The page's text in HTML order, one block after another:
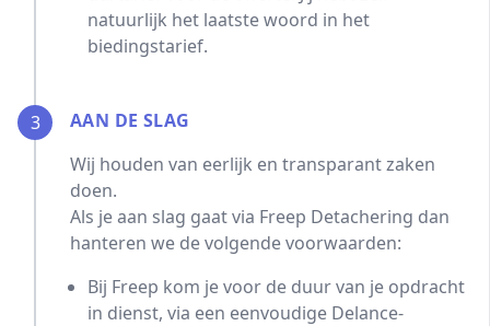
natuurlijk het laatste woord in het
biedingstarief.
3
AAN DE SLAG
Wij houden van eerlijk en transparant zaken
doen.
Als je aan slag gaat via Freep Detachering dan
hanteren we de volgende voorwaarden:
Bij Freep kom je voor de duur van je opdracht
in dienst, via een eenvoudige Delance-